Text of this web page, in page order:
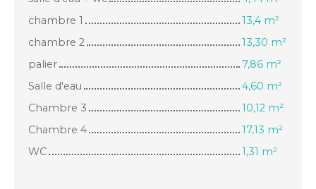
chambre 1
13,4 m²
chambre 2
13,30 m²
palier
7,86 m²
Salle d'eau
4,60 m²
Chambre 3
10,12 m²
Chambre 4
17,13 m²
WC
1,31 m²